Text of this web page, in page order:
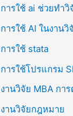
การใช้ ai ช่วยทำวิ
การใช้ AI ในงานวิ
การใช้ stata
การใช้โปรแกรม
งานวิจัย MBA กา
งานวิจัยกฎหมาย